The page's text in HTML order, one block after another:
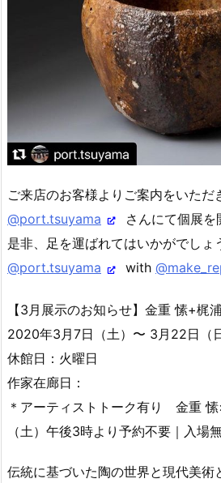
ご来店のお客様よりご案内をいただ
@port.tsuyama
さんにて個展を
是非、足を運ばれてはいかがでしょ
@port.tsuyama
with
【3月展示のお知らせ】金重 愫+梶
2020年3月7日（土）〜 3月22日（日
休館日：火曜日
作家在廊日：
＊アーティストトーク有り 金重
（土）午後3時より​予約不要｜入場
伝統に基づいた陶の世界と現代美術